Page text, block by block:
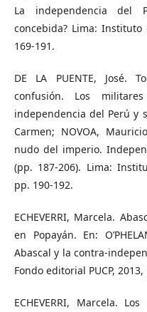
La independencia del
concebida? Lima: Instituto
169-191.
DE LA PUENTE, José.
confusión. Los
independencia del Perú y
Carmen; NOVOA,
nudo del imperio.
(pp. 187-206). Lima:
pp. 190-192.
ECHEVERRI, Marcela.
en Popayán. En:
Abascal y la contra-
Fondo editorial PUCP,
ECHEVERRI, Marcela.